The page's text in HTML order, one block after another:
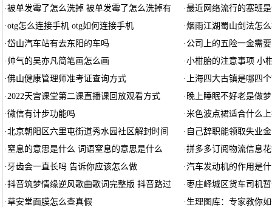
·被单发霉了怎么洗掉 被单发霉了怎么洗掉有 ·最近网络流行的塞班
·otg怎么连接手机 otg如何连接手机 ·烟雨江湖蜀山剑法怎
·岱山汽车站有去东阳的车吗 · 公司上的五险一金需
· 帅气的吴亦凡简笔画怎么画 ·小柑胎的注意事项 小
·佛山健康管理师准考证查询方式 · 上海四大古镇是哪四
·2022天宫课堂第二课直播课回放观看方式 · 晚上睡眠不好老是做
·微信有计步功能吗 ·米色波点裙适合什么
·北京朝阳区六里屯街道秀水园社区解封时间 · 自己辞职能领取失业
· 窒息的意思是什么 词语窒息的意思是什么 ·拼多多订阅物流信息
· 牙齿会一直长吗 告诉你应该怎么做 ·汽车发动机的作用是
·抖音筑梦情缘逆风歌曲歌词完整版 抖音路过 ·枣庄峄城区货车司机
·草安堂面膜怎么查真假 · 生理图库：专家教你